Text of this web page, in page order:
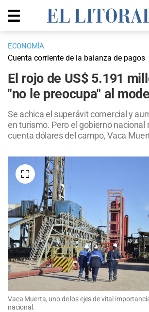
ECONOMÍA
Cuenta corriente de la balanza de pagos
El rojo de US$ 5.191
"no le preocupa" al
Se achica el superávit comercial y
en turismo. Pero el gobierno nacional
cuenta dólares del campo, Vaca
Vaca Muerta, uno de los ejes de vital
nacional.